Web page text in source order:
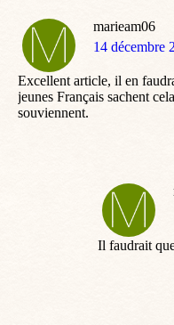
marieam06
dit
14 décembre
Excellent article, il en
jeunes Français sachent
souviennent.
Il faudrait